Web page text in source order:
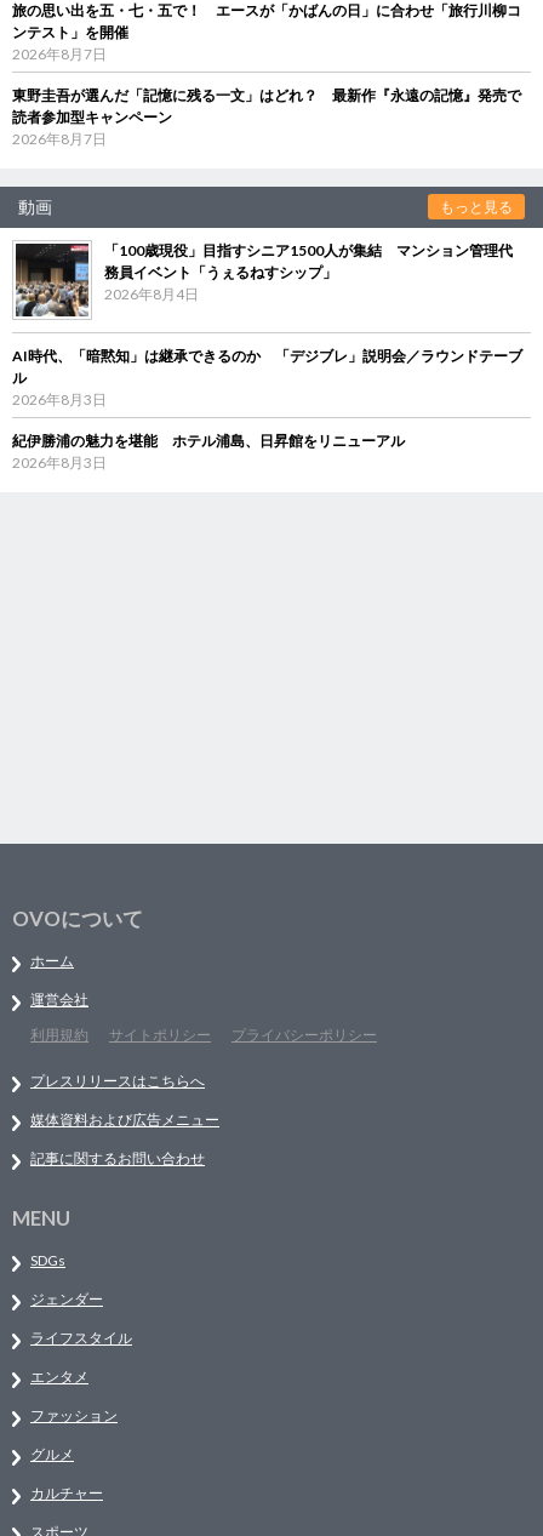
旅の思い出を五・七・五で！ エースが「かばんの日」に合わせ「旅行川柳コ
ンテスト」を開催
2026年8月7日
東野圭吾が選んだ「記憶に残る一文」はどれ？ 最新作『永遠の記憶』発売で
読者参加型キャンペーン
2026年8月7日
動画 もっと見る
「100歳現役」目指すシニア1500人が集結 マンション管理代
務員イベント「うぇるねすシップ」
2026年8月4日
AI時代、「暗黙知」は継承できるのか 「デジブレ」説明会／ラウンドテーブ
ル
2026年8月3日
紀伊勝浦の魅力を堪能 ホテル浦島、日昇館をリニューアル
2026年8月3日
OVOについて
ホーム
運営会社
利用規約
サイトポリシー プライバシーポリシー
プレスリリースはこちらへ
媒体資料および広告メニュー
記事に関するお問い合わせ
MENU
SDGs
ジェンダー
ライフスタイル
エンタメ
ファッション
グルメ
カルチャー
スポーツ